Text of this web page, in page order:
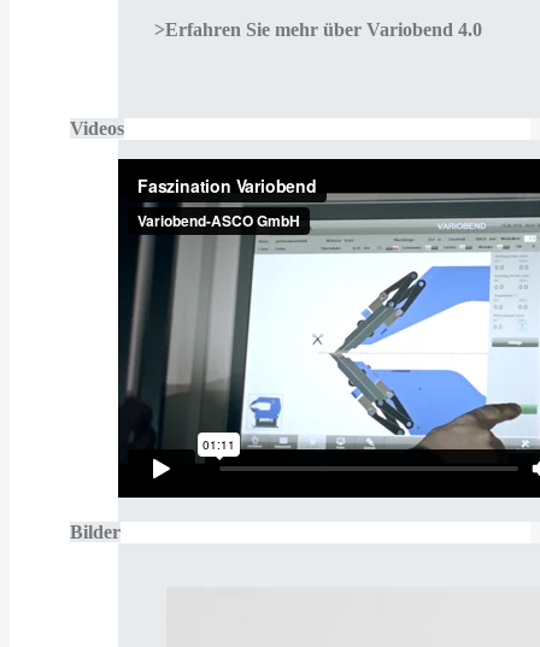
>Erfahren Sie mehr über Variobend 4.0
Videos
Bilder